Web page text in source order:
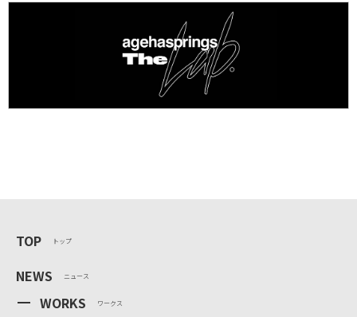
TOP トップ
NEWS ニュース
WORKS ワークス